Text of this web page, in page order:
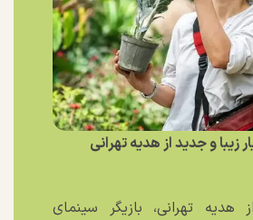
زیبا و جدید از هدیه تهرانی
هدیه تهرانی، بازیگر سینمای